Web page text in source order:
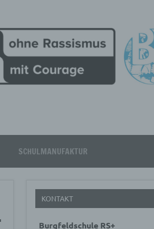
SCHULMANUFAKTUR
KONTAKT
Burgfeldschule RS+